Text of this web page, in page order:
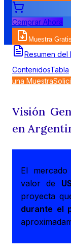
Comprar Ahora
Muestra Gratis
Resumen del
ContenidosTabla
una Muestra
Visión
en
El
valor de
proyecta
durante el